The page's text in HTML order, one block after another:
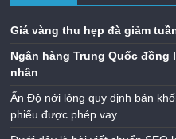
Giá vàng thu hẹp đà giảm
Ngân hàng Trung Quốc
nhân
Ấn Độ nới lỏng quy định bán
phiếu được phép vay